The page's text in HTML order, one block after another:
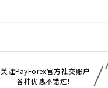
关注PayForex官方社交账户
各种优惠不错过！